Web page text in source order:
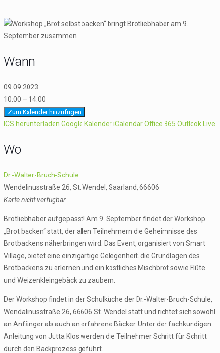
Wann
09.09.2023
10:00 – 14:00
Zum Kalender hinzufügen
ICS herunterladen Google KalenderiCalendarOffice 365 Outlook Live
Wo
Dr.-Walter-Bruch-Schule
Wendelinusstraße 26, St. Wendel, Saarland, 66606
Karte nicht verfügbar
Brotliebhaber aufgepasst! Am 9. September findet der Workshop
„Brot backen“ statt, der allen Teilnehmern die Geheimnisse des
Brotbackens näherbringen wird. Das Event, organisiert von Smart
Village, bietet eine einzigartige Gelegenheit, die Grundlagen des
Brotbackens zu erlernen und ein köstliches Mischbrot sowie Flûte
und Weizenkleingebäck zu zaubern.
Der Workshop findet in der Schulküche der Dr.-Walter-Bruch-Schule,
Wendalinusstraße 26, 66606 St. Wendel statt und richtet sich sowohl
an Anfänger als auch an erfahrene Bäcker. Unter der fachkundigen
Anleitung von Jutta Klos werden die Teilnehmer Schritt für Schritt
durch den Backprozess geführt.